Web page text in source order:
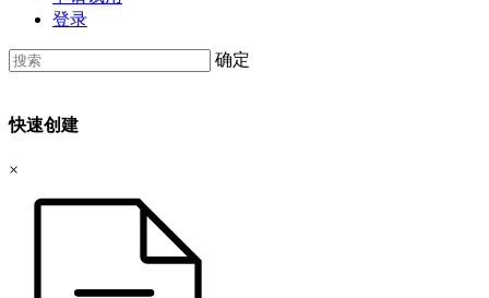
登录
确定
快速创建
×